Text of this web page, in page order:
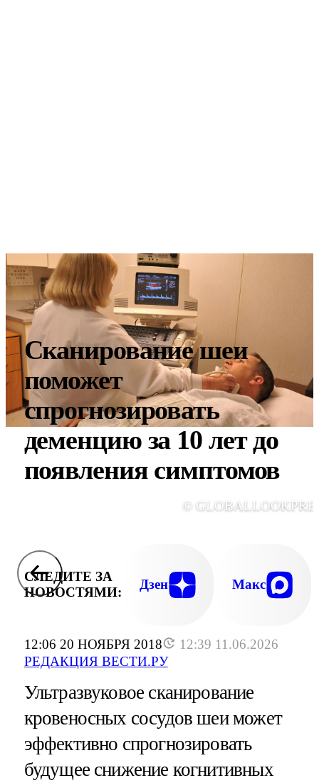
12:06 20 НОЯБРЯ 2018
12:39 11.06.2026
РЕДАКЦИЯ ВЕСТИ.РУ
Сканирование шеи
поможет
спрогнозировать
деменцию за 10 лет до
появления симптомов
©
СЛЕДИТЕ ЗА
НОВОСТЯМИ:
Дзен Макс
Ультразвуковое сканирование
кровеносных сосудов шеи может
эффективно спрогнозировать
будущее снижение когнитивных